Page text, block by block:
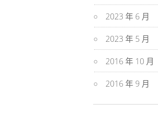
2023 年 6 月
2023 年 5 月
2016 年 10 月
2016 年 9 月